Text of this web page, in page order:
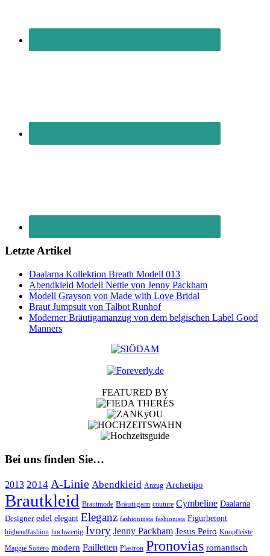
Letzte Artikel
Daalarna Kollektion Breath Modell 013
Abendkleid Modell Nettie von Jenny Packham
Modell Grayson von Made with Love Bridal
Braut Jumpsuit von Talbot Runhof
Moderner Bräutigamanzug von dem belgischen Label Good
Manners
FEATURED BY
Bei uns finden Sie…
2013 2014 A-Linie Abendkleid Anzug Archetipo
Brautkleid Brautmode Bräutigam couture Cymbeline Daalarna
Designer edel elegant Eleganz fashioninsta fashionista Figurbetont
highendfashion hochwertig Ivory Jenny Packham Jesus Peiro Knopfleiste
Maggie Sottero modern Pailletten Plastron Pronovias romantisch